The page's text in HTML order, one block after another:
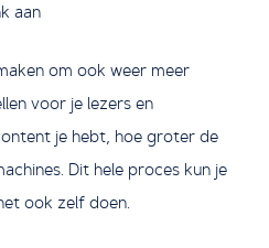
aan
om ook weer meer
voor je lezers en
je hebt, hoe groter de
Dit hele proces kun je
ook zelf doen.